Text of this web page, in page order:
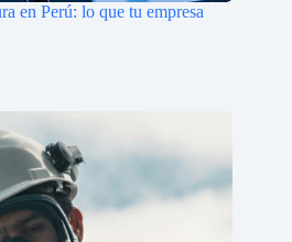
en Perú: lo que tu empresa